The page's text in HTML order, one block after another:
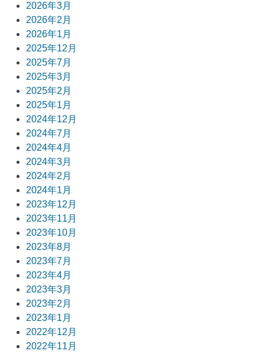
2026年3月
2026年2月
2026年1月
2025年12月
2025年7月
2025年3月
2025年2月
2025年1月
2024年12月
2024年7月
2024年4月
2024年3月
2024年2月
2024年1月
2023年12月
2023年11月
2023年10月
2023年8月
2023年7月
2023年4月
2023年3月
2023年2月
2023年1月
2022年12月
2022年11月